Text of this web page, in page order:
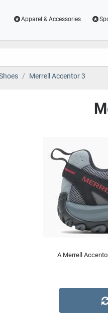
Apparel & Accessories
Merrell Accentor 3
A Merrell